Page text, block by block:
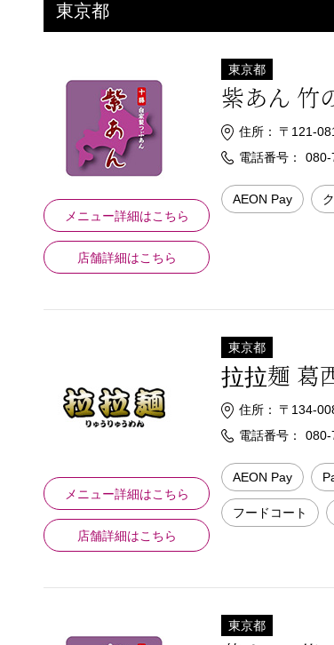
東京都
メニュー詳細はこちら
店舗詳細はこちら
東京都
紫あん 竹
住所：
〒121-
電話番号：
080-
AEON Pay
メニュー詳細はこちら
店舗詳細はこちら
東京都
拉拉麺 葛
住所：
〒134-
電話番号：
080-
AEON Pay
フードコート
東京都